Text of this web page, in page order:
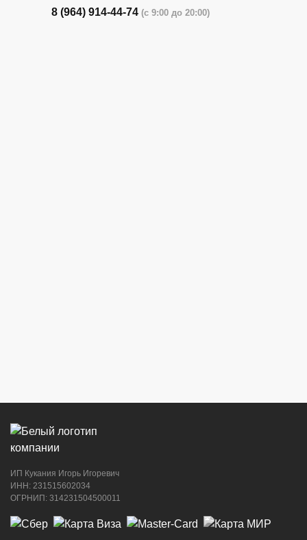
8 (964) 914-44-74 (с 9:00 до 20:00)
г. Новороссийск, ул. Котанова, 4
8 (964) 914-44-74
ИП Кукания Игорь Игоревич
ИНН: 231515602034
ОГРНИП: 314231504500011